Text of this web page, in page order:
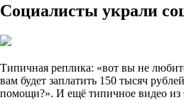
Социалисты украли
Типичная реплика: «вот вы не
вам будет заплатить 150 тысяч
помощи?». И ещё типичное видео